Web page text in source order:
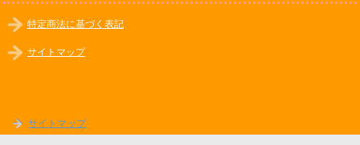
特定商法に基づく表記
サイトマップ
サイトマップ